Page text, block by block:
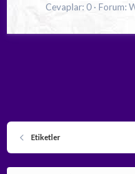
Cevaplar: 0 Forum:
Etiketler